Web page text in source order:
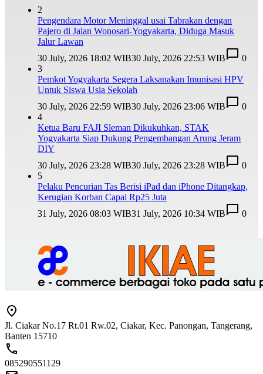
2
Pengendara Motor Meninggal usai Tabrakan dengan
Pajero di Jalan Wonosari-Yogyakarta, Diduga Masuk
Jalur Lawan
30 July, 2026 18:02 WIB30 July, 2026 22:53 WIB
0
3
Pemkot Yogyakarta Segera Laksanakan Imunisasi HPV
Untuk Siswa Usia Sekolah
30 July, 2026 22:59 WIB30 July, 2026 23:06 WIB
0
4
Ketua Baru FAJI Sleman Dikukuhkan, STAK
Yogyakarta Siap Dukung Pengembangan Arung Jeram
DIY
30 July, 2026 23:28 WIB30 July, 2026 23:28 WIB
0
5
Pelaku Pencurian Tas Berisi iPad dan iPhone Ditangkap,
Kerugian Korban Capai Rp25 Juta
31 July, 2026 08:03 WIB31 July, 2026 10:34 WIB 0
Jl. Ciakar No.17 Rt.01 Rw.02, Ciakar, Kec. Panongan, Tangerang,
Banten 15710
085290551129